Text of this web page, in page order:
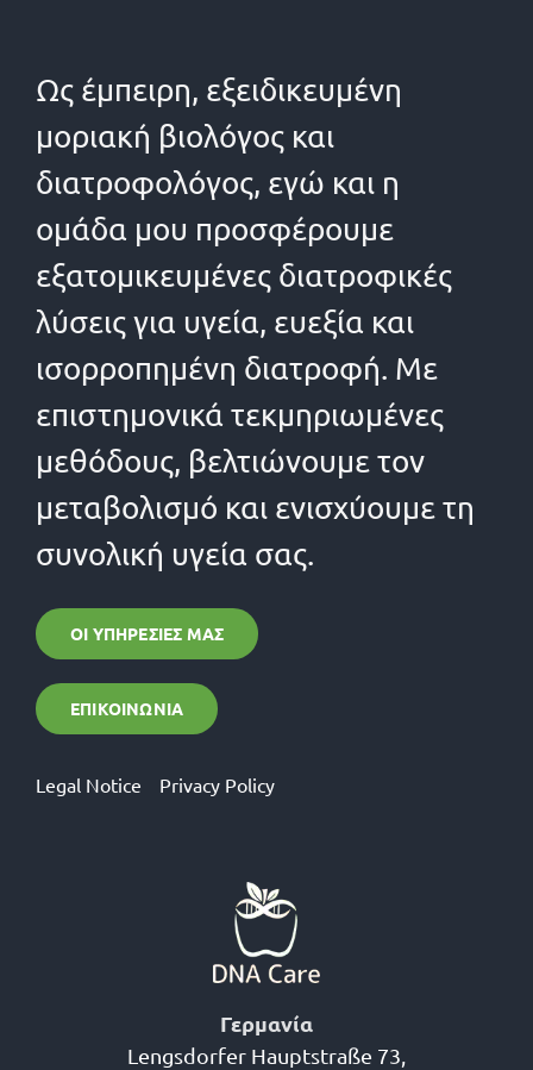
Ως έμπειρη, εξειδικευμένη
μοριακή βιολόγος και
διατροφολόγος, εγώ και η
ομάδα μου προσφέρουμε
εξατομικευμένες διατροφικές
λύσεις για υγεία, ευεξία και
ισορροπημένη διατροφή. Με
επιστημονικά τεκμηριωμένες
μεθόδους, βελτιώνουμε τον
μεταβολισμό και ενισχύουμε τη
συνολική υγεία σας.
ΟΙ ΥΠΗΡΕΣΊΕΣ ΜΑΣ
ΕΠΙΚΟΙΝΩΝΊΑ
Legal Notice Privacy Policy
Γερμανία
Lengsdorfer Hauptstraße 73,